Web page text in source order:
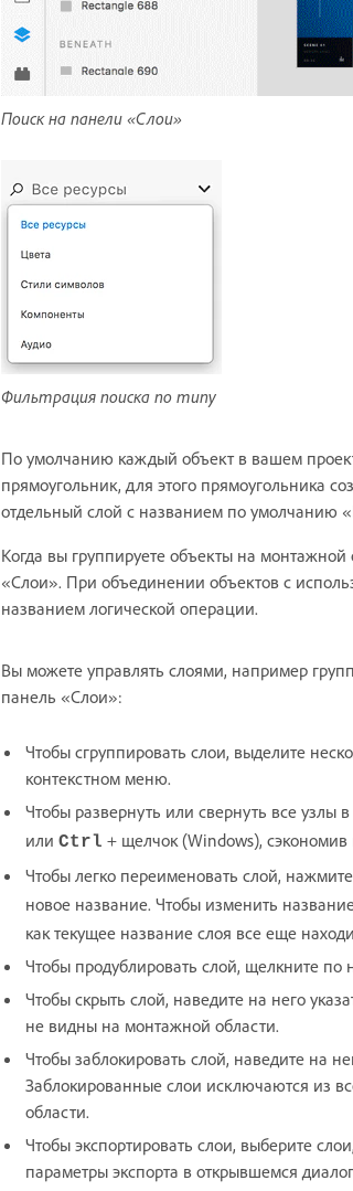
Поиск на панели «Слои»
Фильтрация поиска по типу
По умолчанию каждый объект в вашем
прямоугольник, для этого прямоугольника
отдельный слой с названием по умолчанию
Когда вы группируете объекты на
«Слои». При объединении объектов с
названием логической операции.
Вы можете управлять слоями, например
панель «Слои»:
Чтобы сгруппировать слои, выделите
контекстном меню.
Чтобы развернуть или свернуть все узлы
или Ctrl + щелчок (Windows), сэкономив
Чтобы легко переименовать слой, нажмите
новое название. Чтобы изменить
как текущее название слоя все еще
Чтобы продублировать слой, щелкните
Чтобы скрыть слой, наведите на него
не видны на монтажной области.
Чтобы заблокировать слой, наведите на
Заблокированные слои исключаются из
области.
Чтобы экспортировать слои, выберите
параметры экспорта в открывшемся